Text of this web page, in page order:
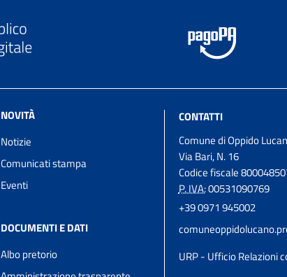
NOVITÀ
Notizie
Comunicati stampa
Eventi
DOCUMENTI E DATI
Albo pretorio
CONTATTI
Comune di Oppido
Via Bari, N. 16
Codice fiscale
P. IVA:00531090769
+39 0971 945002
URP - Ufficio Relazioni